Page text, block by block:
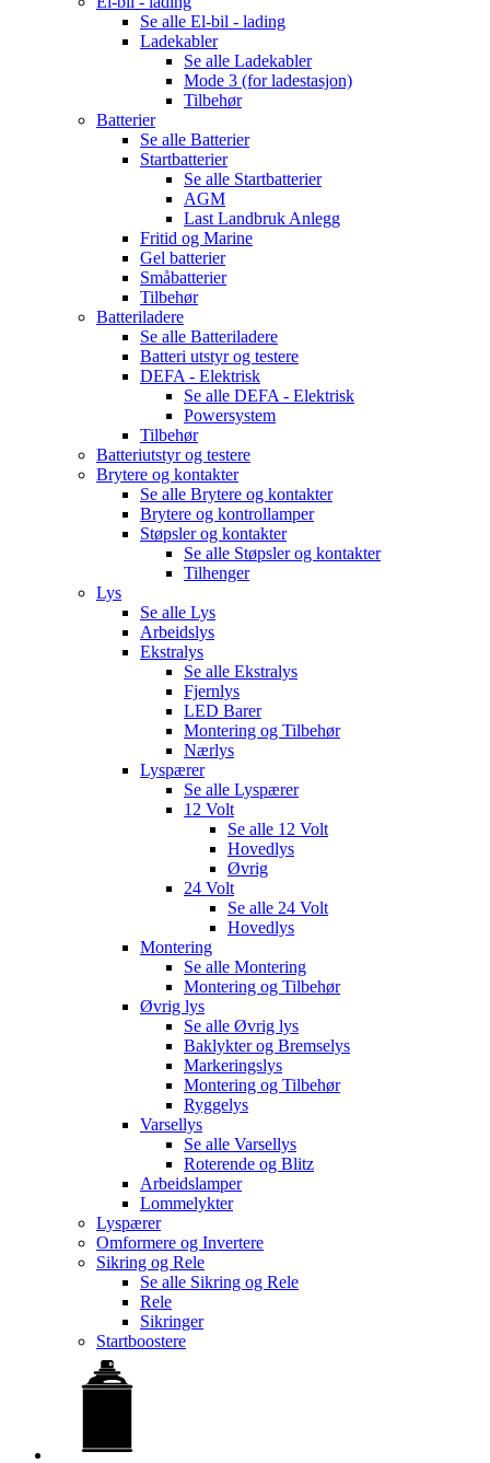
Se alle El-bil - lading
Ladekabler
Se alle Ladekabler
Mode 3 (for ladestasjon)
Tilbehør
Batterier
Se alle Batterier
Startbatterier
Se alle Startbatterier
AGM
Last Landbruk Anlegg
Fritid og Marine
Gel batterier
Småbatterier
Tilbehør
Batteriladere
Se alle Batteriladere
Batteri utstyr og testere
DEFA - Elektrisk
Se alle DEFA - Elektrisk
Powersystem
Tilbehør
Batteriutstyr og testere
Brytere og kontakter
Se alle Brytere og kontakter
Brytere og kontrollamper
Støpsler og kontakter
Se alle Støpsler og kontakter
Tilhenger
Lys
Se alle Lys
Arbeidslys
Ekstralys
Se alle Ekstralys
Fjernlys
LED Barer
Montering og Tilbehør
Nærlys
Lyspærer
Se alle Lyspærer
12 Volt
Se alle 12 Volt
Hovedlys
Øvrig
24 Volt
Se alle 24 Volt
Hovedlys
Montering
Se alle Montering
Montering og Tilbehør
Øvrig lys
Se alle Øvrig lys
Baklykter og Bremselys
Markeringslys
Montering og Tilbehør
Ryggelys
Varsellys
Se alle Varsellys
Roterende og Blitz
Arbeidslamper
Lommelykter
Lyspærer
Omformere og Invertere
Sikring og Rele
Se alle Sikring og Rele
Rele
Sikringer
Startboostere